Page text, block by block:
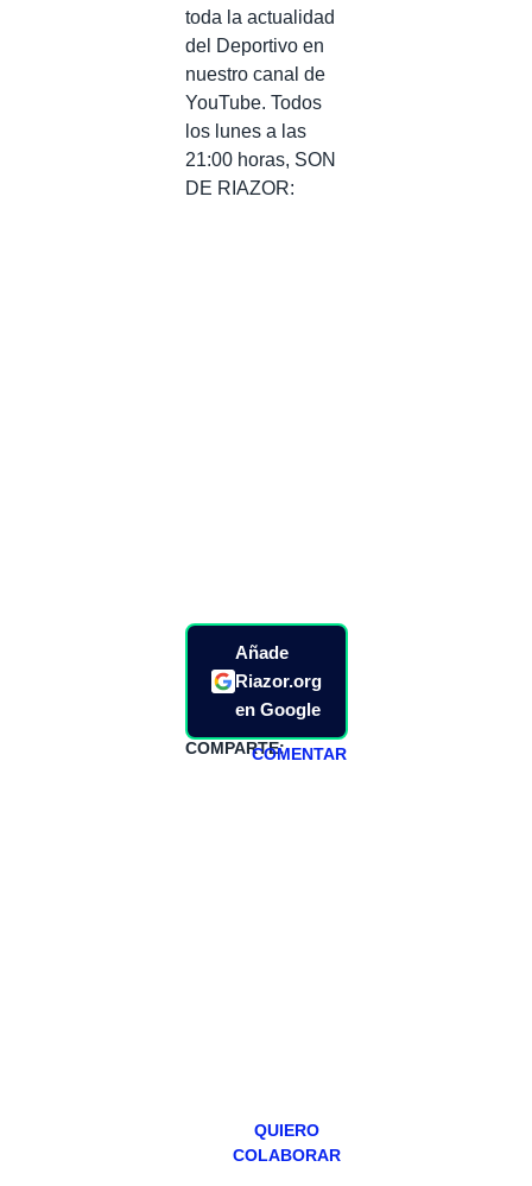
toda la actualidad
del Deportivo en
nuestro canal de
YouTube. Todos
los lunes a las
21:00 horas, SON
DE RIAZOR:
Añade
Riazor.org
en Google
COMPARTE:COMENTAR
QUIERO
COLABORAR